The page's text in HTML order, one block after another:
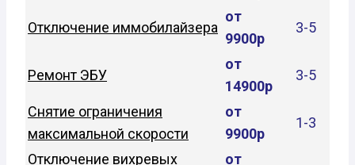
Отключение иммобилайзера
от
9900р
3-5
Ремонт ЭБУ
от
14900р
3-5
Снятие ограничения
максимальной скорости
от
9900р
1-3
Отключение вихревых от